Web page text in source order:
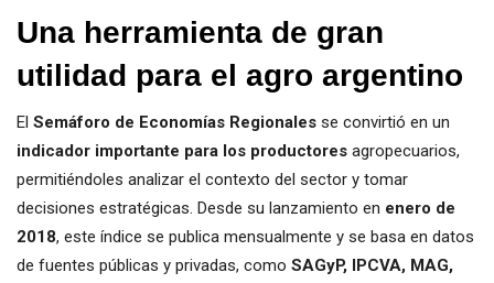
Una herramienta de gran
utilidad para el agro argentino
El Semáforo de Economías Regionales se convirtió en un
indicador importante para los productores agropecuarios,
permitiéndoles analizar el contexto del sector y tomar
decisiones estratégicas. Desde su lanzamiento en enero de
2018, este índice se publica mensualmente y se basa en datos
de fuentes públicas y privadas, como SAGyP, IPCVA, MAG,